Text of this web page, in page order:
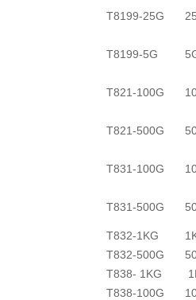
T8199-25G
T8199-5G
T821-100G
T821-500G
T831-100G
T831-500G
T832-1KG
T832-500G
T838- 1KG
T838-100G